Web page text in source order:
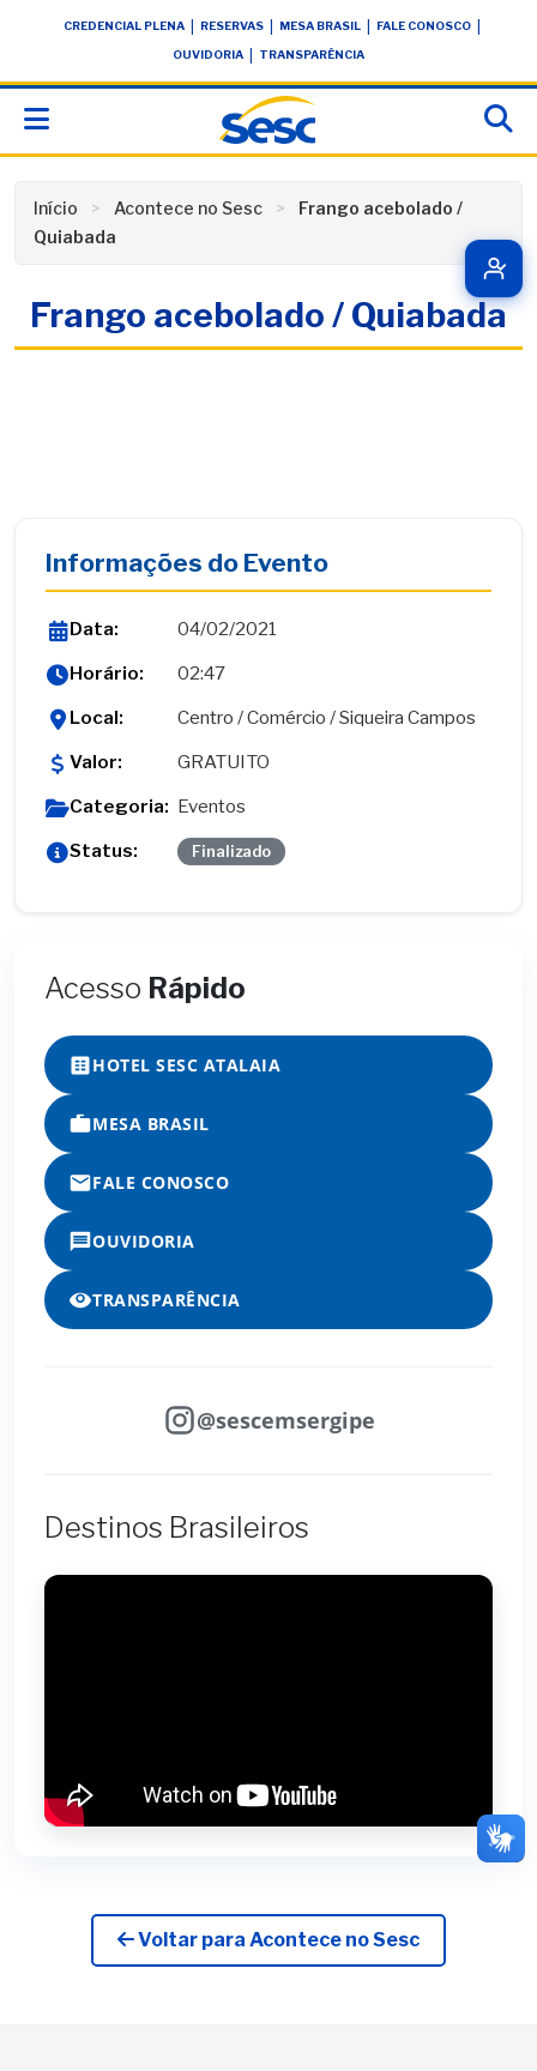
conteúdoCREDENCIAL PLENA RESERVAS MESA BRASIL FALE CONOSCO
OUVIDORIA TRANSPARÊNCIA
Início Acontece no Sesc
Frango acebolado /
Quiabada
Frango acebolado / Quiabada
Informações do Evento
Data:
04/02/2021
Horário:
02:47
Local:
Centro / Comércio / Siqueira Campos
Valor:
GRATUITO
Categoria: Eventos
Status:
Finalizado
Acesso Rápido
HOTEL SESC ATALAIA
MESA BRASIL
FALE CONOSCO
OUVIDORIA
TRANSPARÊNCIA
@sescemsergipe
Destinos Brasileiros
Voltar para Acontece no Sesc